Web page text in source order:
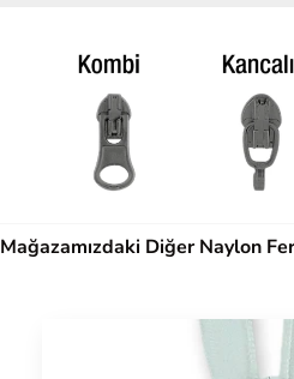
Mağazamızdaki Diğer Naylon